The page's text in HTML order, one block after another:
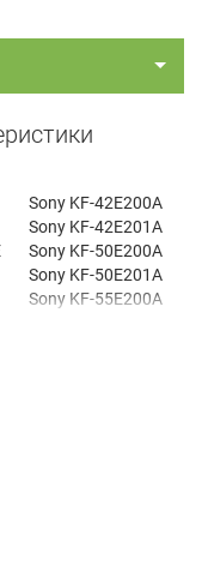
Sony KF-42E200A
Sony KF-42E201A
Sony KF-50E200A
Sony KF-50E201A
Sony KF-55E200A